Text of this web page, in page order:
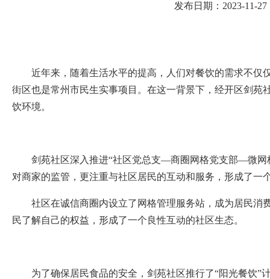
发布日期：2023-11-
近年来，随着生活水平的提高，人们对餐饮的需求不
街区也是常州市民生实事项目 。在这一背景下，经开区剑苑
饮环境。
剑苑社区深入推进“社区党总支—商圈网格党支部—微网
对商家的监管，更注重与社区居民的互动和服务，形成了一
社区在诚信商圈内设立了网格管理服务站，成为居民消
民了解自己的权益，形成了一个良性互动的社区生态。
为了确保居民食品的安全，剑苑社区推行了“阳光餐饮”